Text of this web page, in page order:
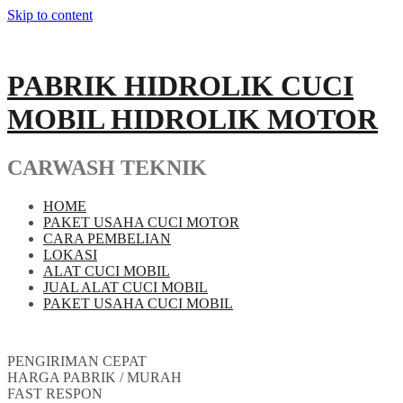
Skip to content
PABRIK HIDROLIK CUCI
MOBIL HIDROLIK MOTOR
CARWASH TEKNIK
HOME
PAKET USAHA CUCI MOTOR
CARA PEMBELIAN
LOKASI
ALAT CUCI MOBIL
JUAL ALAT CUCI MOBIL
PAKET USAHA CUCI MOBIL
PENGIRIMAN CEPAT
HARGA PABRIK / MURAH
FAST RESPON